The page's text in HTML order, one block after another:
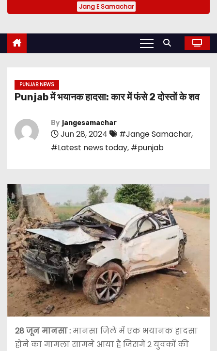
Jang E Samachar
PUNJAB NEWS
Punjab में भयानक हादसा: कार में फंसे 2 दोस्तों के शव
By jangesamachar
Jun 28, 2024 #Jange Samachar,
#Latest news today, #punjab
28 जूनमानसा :मानसा जिले में एक भयानक हादसा
होने का मामला सामने आया है जिसमें 2 युवकों की